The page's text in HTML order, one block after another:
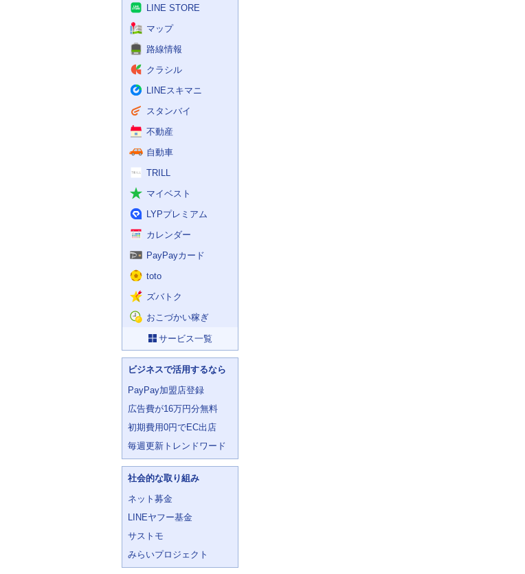
LINE STORE
マップ
路線情報
クラシル
LINEスキマニ
スタンバイ
不動産
自動車
TRILL
マイベスト
LYPプレミアム
カレンダー
PayPayカード
toto
ズバトク
おこづかい稼ぎ
サービス一覧
ビジネスで活用するなら
PayPay加盟店登録
広告費が16万円分無料
初期費用0円でEC出店
毎週更新トレンドワード
社会的な取り組み
ネット募金
LINEヤフー基金
サストモ
みらいプロジェクト